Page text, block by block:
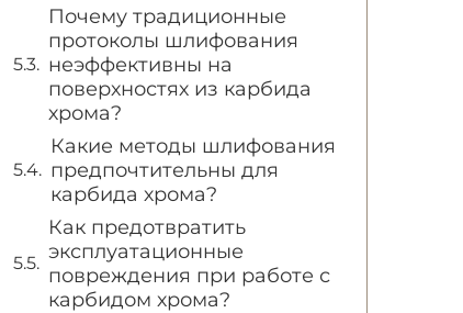
Почему традиционные
протоколы шлифования
неэффективны на
поверхностях из карбида
хрома?
Какие методы шлифования
предпочтительны для
карбида хрома?
Как предотвратить
эксплуатационные
повреждения при работе с
карбидом хрома?